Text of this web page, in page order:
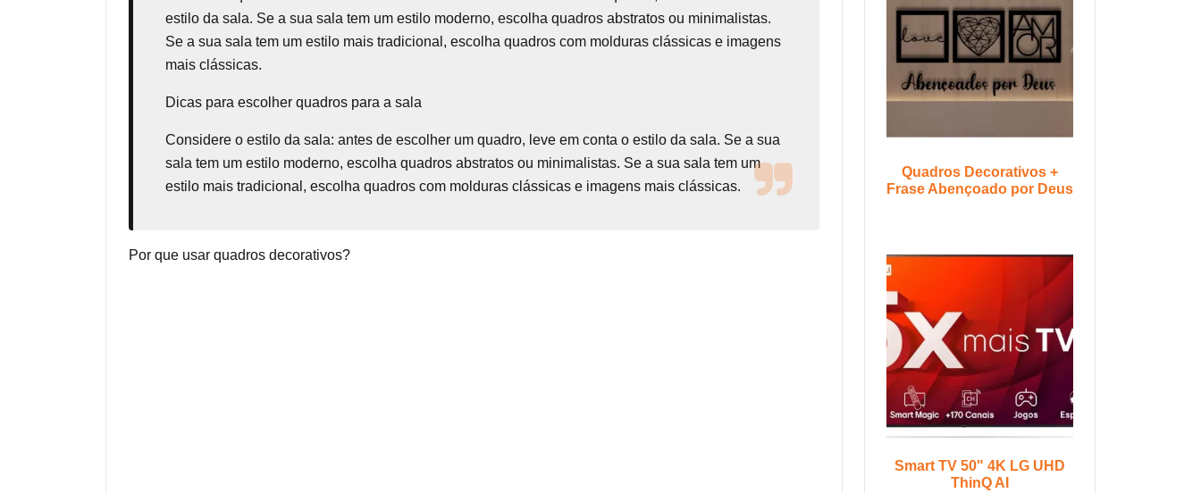
estilo da sala. Se a sua sala tem um estilo moderno, escolha quadros abstratos ou minimalistas.
Se a sua sala tem um estilo mais tradicional, escolha quadros com molduras clássicas e imagens
mais clássicas.
Dicas para escolher quadros para a sala
Considere o estilo da sala: antes de escolher um quadro, leve em conta o estilo da sala. Se a sua
sala tem um estilo moderno, escolha quadros abstratos ou minimalistas. Se a sua sala tem um
estilo mais tradicional, escolha quadros com molduras clássicas e imagens mais clássicas.
Por que usar quadros decorativos?
Quadros Decorativos +
Frase Abençoado por Deus
Smart TV 50" 4K LG UHD
ThinQ AI